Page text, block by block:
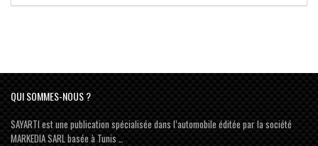
QUI SOMMES-NOUS ?
SAYARTI est une publication spécialisée dans l’automobile éditée par la société
MARKEDIA SARL basée à Tunis …